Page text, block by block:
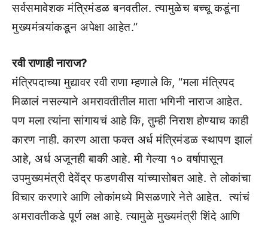
सर्वसमावेशक मंत्रिमंडळ बनवतील. त्यामुळेच बच्चू कडूंना
मुख्यमंत्र्यांकडून अपेक्षा आहेत.”
रवी राणाही नाराज?
मंत्रिपदाच्या मुद्यावर रवी राणा म्हणाले कि, “मला मंत्रिपद
मिळालं नसल्याने अमरावतीतील माता भगिनी नाराज आहेत.
पण मला त्यांना सांगायचं आहे कि, तुम्ही निराश होण्याच काही
कारण नाही. कारण आता फक्त अर्ध मंत्रिमंडळ स्थापण झालं
आहे, अर्ध अजूनही बाकी आहे. मी गेल्या १० वर्षापासून
उपमुख्यमंत्री देवेंद्र फडणवीस यांच्यासोबत आहे. ते लोकांचा
विचार करणारे आणि लोकांमध्ये मिसळणारे नेते आहेत. त्यांचं
अमरावतीकडे पूर्ण लक्ष आहे. त्यामुळे मुख्यमंत्री शिंदे आणि